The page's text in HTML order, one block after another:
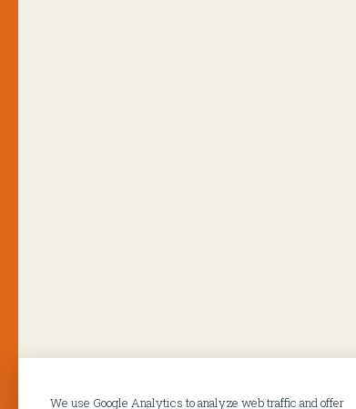
We use Google Analytics to analyze web traffic and offer